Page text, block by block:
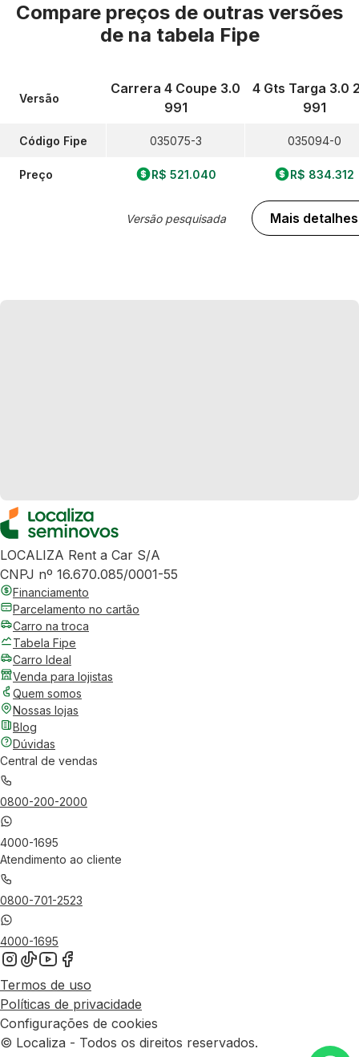
Compare preços de outras versões
de na tabela Fipe
Versão
Código Fipe
Preço
Carrera 4 Coupe 3.0
991
035075-3
R$ 521.040
Versão pesquisada
4 Gts Targa 3.0
991
035094-0
R$ 834.312
Mais detalhes
LOCALIZA Rent a Car S/A
CNPJ nº 16.670.085/0001-55
Financiamento
Parcelamento no cartão
Carro na troca
Tabela Fipe
Carro Ideal
Venda para lojistas
Quem somos
Nossas lojas
Blog
Dúvidas
Central de vendas
0800-200-2000
4000-1695
Atendimento ao cliente
0800-701-2523
4000-1695
Termos de uso
Políticas de privacidade
Configurações de cookies
© Localiza - Todos os direitos reservados.